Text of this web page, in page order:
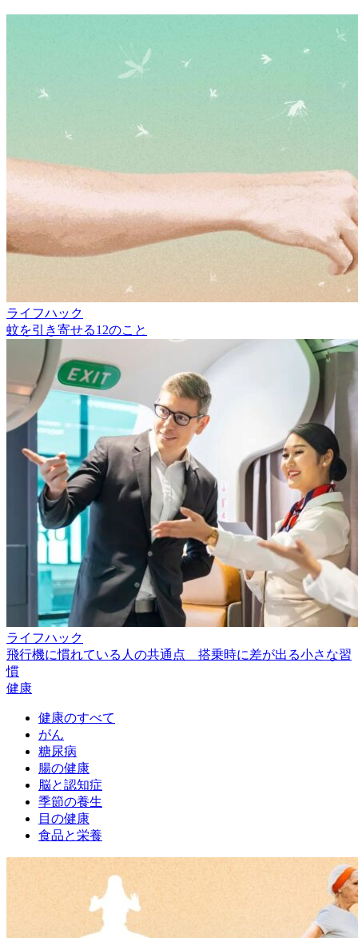
ライフハック
蚊を引き寄せる12のこと
ライフハック
飛行機に慣れている人の共通点 搭乗時に差が出る小さな習
慣
健康
健康のすべて
がん
糖尿病
腸の健康
脳と認知症
季節の養生
目の健康
食品と栄養